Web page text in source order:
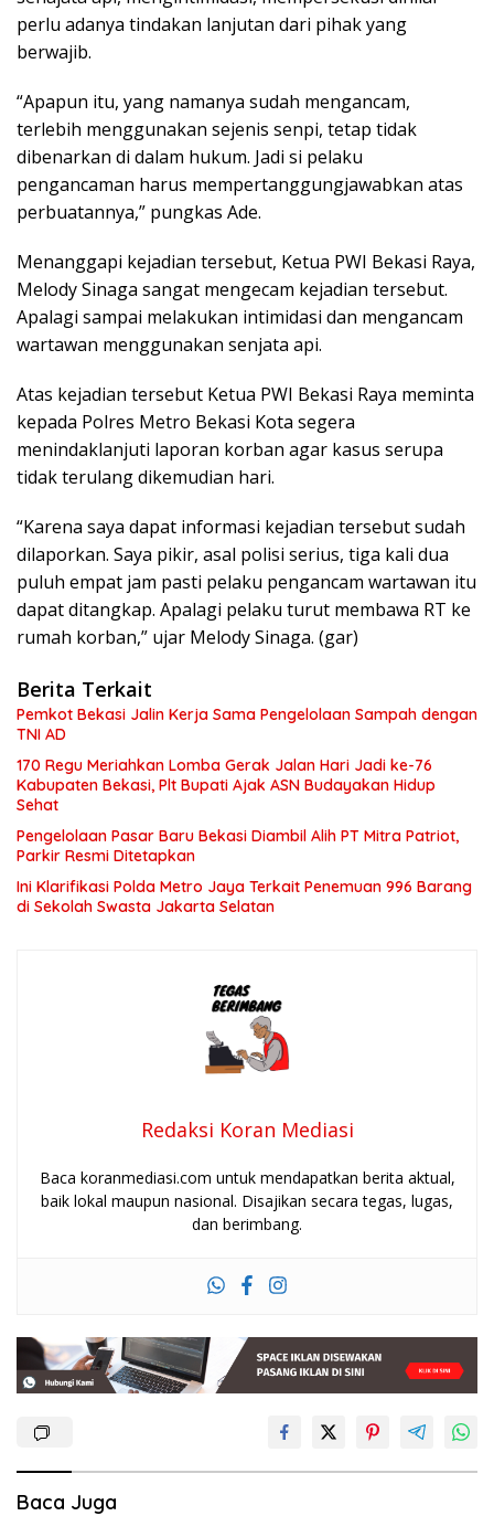
perlu adanya tindakan lanjutan dari pihak yang
berwajib.
“Apapun itu, yang namanya sudah mengancam,
terlebih menggunakan sejenis senpi, tetap tidak
dibenarkan di dalam hukum. Jadi si pelaku
pengancaman harus mempertanggungjawabkan atas
perbuatannya,” pungkas Ade.
Menanggapi kejadian tersebut, Ketua PWI Bekasi Raya,
Melody Sinaga sangat mengecam kejadian tersebut.
Apalagi sampai melakukan intimidasi dan mengancam
wartawan menggunakan senjata api.
Atas kejadian tersebut Ketua PWI Bekasi Raya meminta
kepada Polres Metro Bekasi Kota segera
menindaklanjuti laporan korban agar kasus serupa
tidak terulang dikemudian hari.
“Karena saya dapat informasi kejadian tersebut sudah
dilaporkan. Saya pikir, asal polisi serius, tiga kali dua
puluh empat jam pasti pelaku pengancam wartawan itu
dapat ditangkap. Apalagi pelaku turut membawa RT ke
rumah korban,” ujar Melody Sinaga. (gar)
Berita Terkait
Pemkot Bekasi Jalin Kerja Sama Pengelolaan Sampah dengan
TNI AD
170 Regu Meriahkan Lomba Gerak Jalan Hari Jadi ke-76
Kabupaten Bekasi, Plt Bupati Ajak ASN Budayakan Hidup
Sehat
Pengelolaan Pasar Baru Bekasi Diambil Alih PT Mitra Patriot,
Parkir Resmi Ditetapkan
Ini Klarifikasi Polda Metro Jaya Terkait Penemuan 996 Barang
di Sekolah Swasta Jakarta Selatan
Redaksi Koran Mediasi
Baca koranmediasi.com untuk mendapatkan berita aktual,
baik lokal maupun nasional. Disajikan secara tegas, lugas,
dan berimbang.
Baca Juga